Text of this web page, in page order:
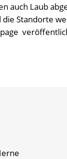
auch Laub
die Standorte